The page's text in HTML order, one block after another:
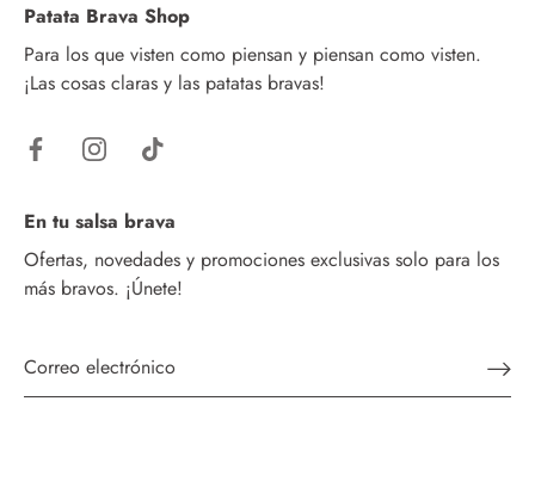
Patata Brava Shop
Para los que visten como piensan y piensan como visten.
¡Las cosas claras y las patatas bravas!
En tu salsa brava
Ofertas, novedades y promociones exclusivas solo para los
más bravos. ¡Únete!